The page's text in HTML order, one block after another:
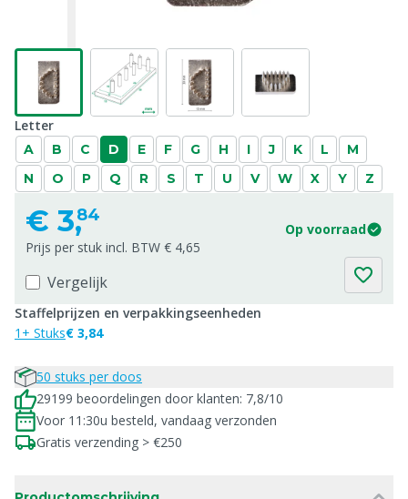
Letter
A B C D E F G H I J K L
M
N
O P Q R S T U V W X Y Z
€ 3,84
Op voorraad
Prijs per stuk incl. BTW € 4,65
Vergelijk
Staffelprijzen en verpakkingseenheden
1+ Stuks€ 3,84
50 stuks per doos
29199 beoordelingen door klanten: 7,8/10
Voor 11:30u besteld, vandaag verzonden
Gratis verzending > €250